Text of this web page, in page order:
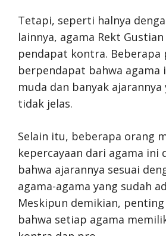
Tetapi, seperti halnya
lainnya, agama Rekt
pendapat kontra. Beberapa
berpendapat bahwa agama
muda dan banyak ajarannya
tidak jelas.
Selain itu, beberapa orang
kepercayaan dari agama ini
bahwa ajarannya sesuai
agama-agama yang sudah
Meskipun demikian,
bahwa setiap agama